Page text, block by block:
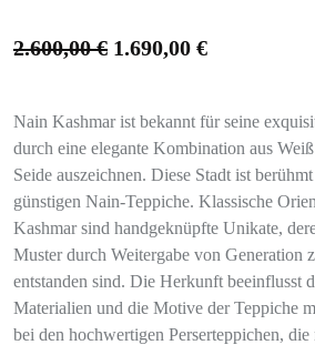
2.600,00€ 1.690,00 €
Nain Kashmar ist bekannt für seine
durch eine elegante Kombination aus
Seide auszeichnen. Diese Stadt ist
günstigen Nain-Teppiche. Klassische
Kashmar sind handgeknüpfte Unikate,
Muster durch Weitergabe von Generation
entstanden sind. Die Herkunft beeinflusst
Materialien und die Motive der Teppiche
bei den hochwertigen Perserteppichen,